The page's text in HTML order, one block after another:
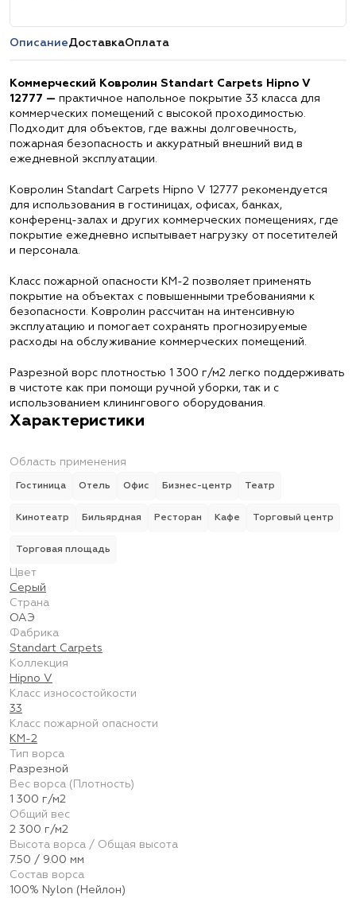
ОписаниеДоставкаОплата
Коммерческий Ковролин Standart Carpets Hipno V
12777 — практичное напольное покрытие 33 класса для
коммерческих помещений с высокой проходимостью.
Подходит для объектов, где важны долговечность,
пожарная безопасность и аккуратный внешний вид в
ежедневной эксплуатации.
Ковролин Standart Carpets Hipno V 12777 рекомендуется
для использования в гостиницах, офисах, банках,
конференц-залах и других коммерческих помещениях, где
покрытие ежедневно испытывает нагрузку от посетителей
и персонала.
Класс пожарной опасности КМ-2 позволяет применять
покрытие на объектах с повышенными требованиями к
безопасности. Ковролин рассчитан на интенсивную
эксплуатацию и помогает сохранять прогнозируемые
расходы на обслуживание коммерческих помещений.
Разрезной ворс плотностью 1 300 г/м2 легко поддерживать
в чистоте как при помощи ручной уборки, так и с
использованием клинингового оборудования.
Характеристики
Область применения
Гостиница Отель Офис Бизнес-центр Театр
Кинотеатр Бильярдная Ресторан Кафе Торговый центр
Торговая площадь
Цвет
Серый
Страна
ОАЭ
Фабрика
Standart Carpets
Коллекция
Hipno V
Класс износостойкости
33
Класс пожарной опасности
КМ-2
Тип ворса
Разрезной
Вес ворса (Плотность)
1 300 г/м2
Общий вес
2 300 г/м2
Высота ворса / Общая высота
7.50 / 9.00 мм
Состав ворса
100% Nylon (Нейлон)